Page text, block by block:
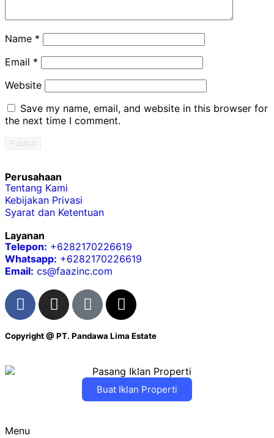
Name *
Email *
Website
Save my name, email, and website in this browser for
the next time I comment.
Perusahaan
Tentang Kami
Kebijakan Privasi
Syarat dan Ketentuan
Layanan
Telepon: +6282170226619
Whatsapp: +6282170226619
Email: cs@faazinc.com
Copyright @ PT. Pandawa Lima Estate
Buat Iklan Properti
Menu